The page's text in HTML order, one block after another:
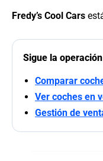
Fredy’s Cool Cars
Sigue la
Comparar
Ver coches en
Gestión de